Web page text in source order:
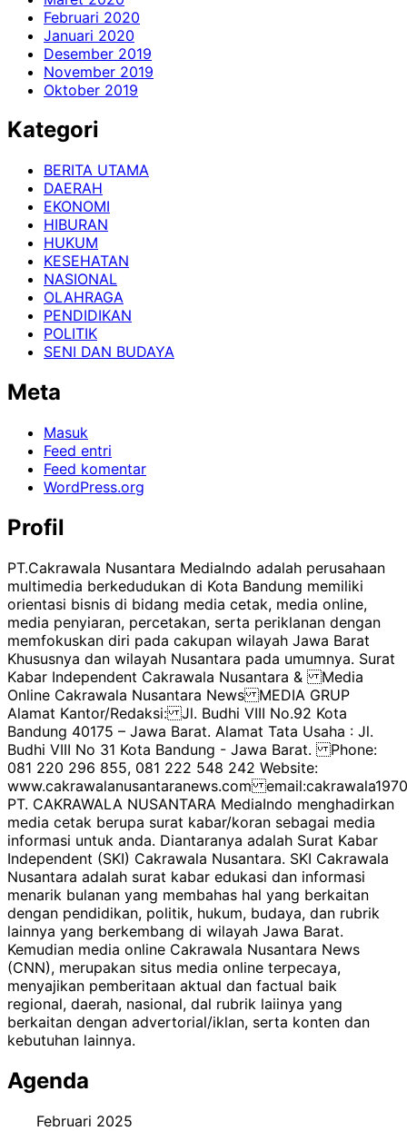
Februari 2020
Januari 2020
Desember 2019
November 2019
Oktober 2019
Kategori
BERITA UTAMA
DAERAH
EKONOMI
HIBURAN
HUKUM
KESEHATAN
NASIONAL
OLAHRAGA
PENDIDIKAN
POLITIK
SENI DAN BUDAYA
Meta
Masuk
Feed entri
Feed komentar
WordPress.org
Profil
PT.Cakrawala Nusantara MediaIndo adalah perusahaan
multimedia berkedudukan di Kota Bandung memiliki
orientasi bisnis di bidang media cetak, media online,
media penyiaran, percetakan, serta periklanan dengan
memfokuskan diri pada cakupan wilayah Jawa Barat
Khususnya dan wilayah Nusantara pada umumnya. Surat
Kabar Independent Cakrawala Nusantara & Media
Online Cakrawala Nusantara News MEDIA GRUP
Alamat Kantor/Redaksi: Jl. Budhi VIII No.92 Kota
Bandung 40175 – Jawa Barat. Alamat Tata Usaha : Jl.
Budhi VIII No 31 Kota Bandung - Jawa Barat. Phone:
081 220 296 855, 081 222 548 242 Website:
www.cakrawalanusantaranews.com
PT. CAKRAWALA NUSANTARA MediaIndo menghadirkan
media cetak berupa surat kabar/koran sebagai media
informasi untuk anda. Diantaranya adalah Surat Kabar
Independent (SKI) Cakrawala Nusantara. SKI Cakrawala
Nusantara adalah surat kabar edukasi dan informasi
menarik bulanan yang membahas hal yang berkaitan
dengan pendidikan, politik, hukum, budaya, dan rubrik
lainnya yang berkembang di wilayah Jawa Barat.
Kemudian media online Cakrawala Nusantara News
(CNN), merupakan situs media online terpecaya,
menyajikan pemberitaan aktual dan factual baik
regional, daerah, nasional, dal rubrik laiinya yang
berkaitan dengan advertorial/iklan, serta konten dan
kebutuhan lainnya.
Agenda
Februari 2025